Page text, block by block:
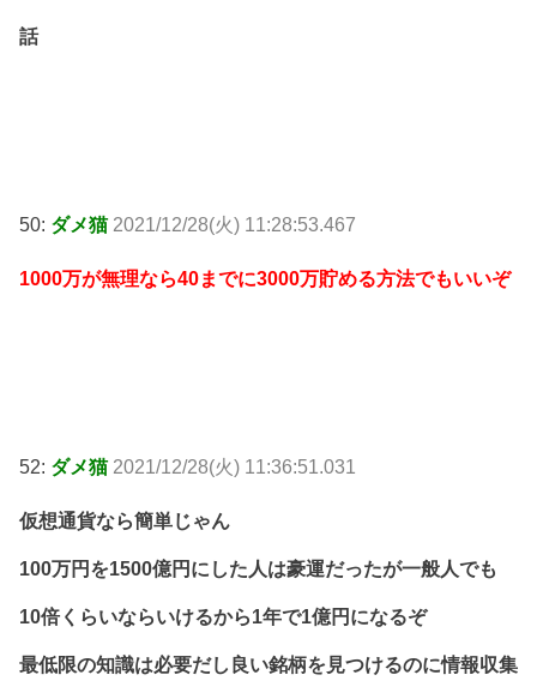
話
50: ダメ猫 2021/12/28(火) 11:28:53.467
1000万が無理なら40までに3000万貯める方法でもいいぞ
52: ダメ猫 2021/12/28(火) 11:36:51.031
仮想通貨なら簡単じゃん
100万円を1500億円にした人は豪運だったが一般人でも
10倍くらいならいけるから1年で1億円になるぞ
最低限の知識は必要だし良い銘柄を見つけるのに情報収集